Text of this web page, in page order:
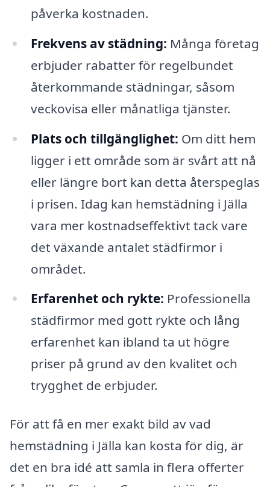
påverka kostnaden.
Frekvens av städning: Många företag
erbjuder rabatter för regelbundet
återkommande städningar, såsom
veckovisa eller månatliga tjänster.
Plats och tillgänglighet: Om ditt hem
ligger i ett område som är svårt att nå
eller längre bort kan detta återspeglas
i prisen. Idag kan hemstädning i Jälla
vara mer kostnadseffektivt tack vare
det växande antalet städfirmor i
området.
Erfarenhet och rykte: Professionella
städfirmor med gott rykte och lång
erfarenhet kan ibland ta ut högre
priser på grund av den kvalitet och
trygghet de erbjuder.
För att få en mer exakt bild av vad
hemstädning i Jälla kan kosta för dig, är
det en bra idé att samla in flera offerter